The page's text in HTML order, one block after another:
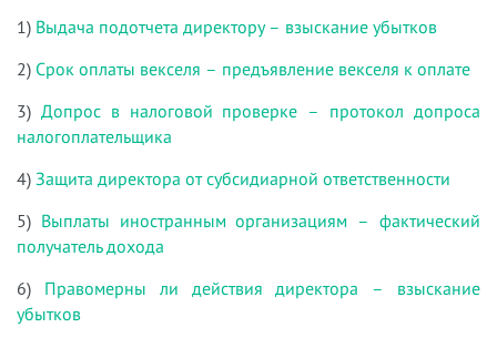
1) Выдача подотчета директору – взыскание убытков
2) Срок оплаты векселя – предъявление векселя к оплате
3) Допрос в налоговой проверке – протокол допроса
налогоплательщика
4) Защита директора от субсидиарной ответственности
5) Выплаты иностранным организациям – фактический
получатель дохода
6) Правомерны ли действия директора – взыскание
убытков